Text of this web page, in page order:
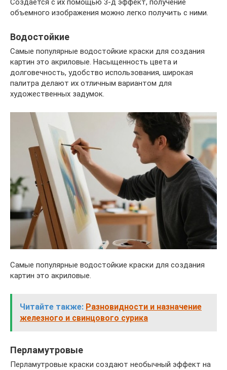
Создается с их помощью 3-д эффект, получение
объемного изображения можно легко получить с ними.
Водостойкие
Самые популярные водостойкие краски для создания
картин это акриловые. Насыщенность цвета и
долговечность, удобство использования, широкая
палитра делают их отличным вариантом для
художественных задумок.
Самые популярные водостойкие краски для создания
картин это акриловые.
Читайте также: Разновидности и назначение
железного и свинцового сурика
Перламутровые
Перламутровые краски создают необычный эффект на